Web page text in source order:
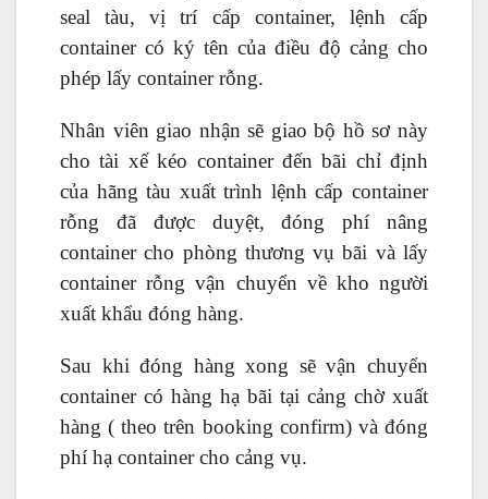
seal tàu, vị trí cấp container, lệnh cấp
container có ký tên của điều độ cảng cho
phép lấy container rỗng.
Nhân viên giao nhận sẽ giao bộ hồ sơ này
cho tài xế kéo container đến bãi chỉ định
của hãng tàu xuất trình lệnh cấp container
rỗng đã được duyệt, đóng phí nâng
container cho phòng thương vụ bãi và lấy
container rỗng vận chuyển về kho người
xuất khẩu đóng hàng.
Sau khi đóng hàng xong sẽ vận chuyển
container có hàng hạ bãi tại cảng chờ xuất
hàng ( theo trên booking confirm) và đóng
phí hạ container cho cảng vụ.